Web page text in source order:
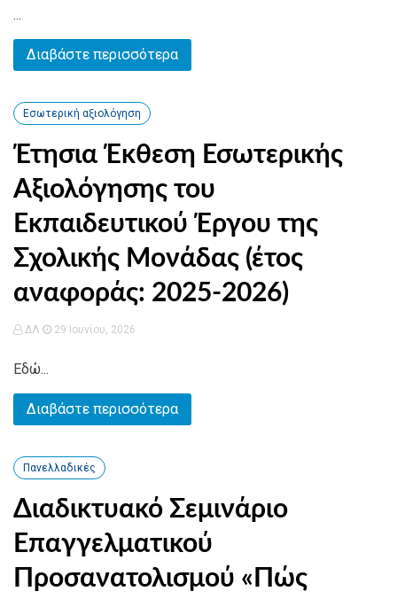
...
Διαβάστε περισσότερα
Εσωτερική αξιολόγηση
Έτησια Έκθεση Εσωτερικής
Αξιολόγησης του
Εκπαιδευτικού Έργου της
Σχολικής Μονάδας (έτος
αναφοράς: 2025-2026)
ΔΛ 29 Ιουνίου, 2026
Εδώ...
Διαβάστε περισσότερα
Πανελλαδικές
Διαδικτυακό Σεμινάριο
Επαγγελματικού
Προσανατολισμού «Πώς